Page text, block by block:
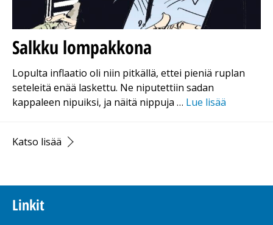
Salkku lompakkona
Lopulta inflaatio oli niin pitkällä, ettei pieniä ruplan
seteleitä enää laskettu. Ne niputettiin sadan
kappaleen nipuiksi, ja näitä nippuja … Lue lisää
Katso lisää
Linkit